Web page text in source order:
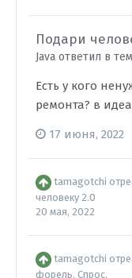
Подари
Java ответил в
Есть у кого
ремонта? в
17 июня, 2022
tamagotchi
человеку 2.0
20 мая, 2022
tamagotchi
форель. Спрос.